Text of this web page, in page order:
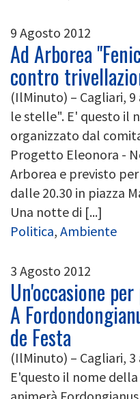
9 Agosto 2012
Ad Arborea
contro
(IlMinuto) – Cagliari,
le stelle". E' questo il
organizzato dal
Progetto Eleonora -
Arborea e previsto
dalle 20.30 in piazza
Una notte di [...]
Politica, Ambiente
3 Agosto 2012
Un'occasione
A
de Festa
(IlMinuto) – Cagliari,
E'questo il nome